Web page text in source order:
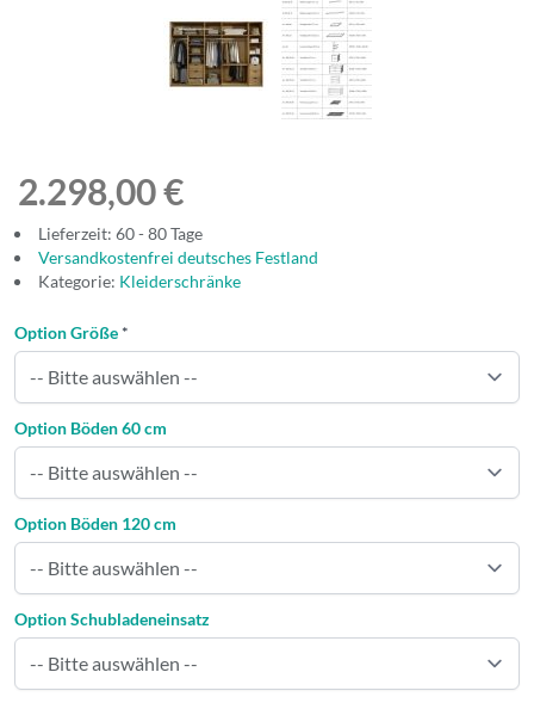
2.298,00 €
Lieferzeit: 60 - 80 Tage
Versandkostenfrei deutsches Festland
Kategorie: Kleiderschränke
Option Größe *
Option Böden 60 cm
Option Böden 120 cm
Option Schubladeneinsatz